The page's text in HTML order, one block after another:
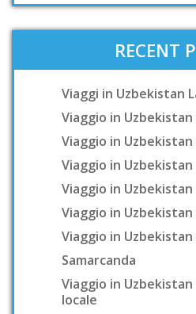
RECENT
Viaggi in Uzbekistan
Viaggio in Uzbekistan
Viaggio in
Viaggio in
Viaggio in Uzbekistan
Viaggio in
Viaggio in
Samarcanda
Viaggio in
locale